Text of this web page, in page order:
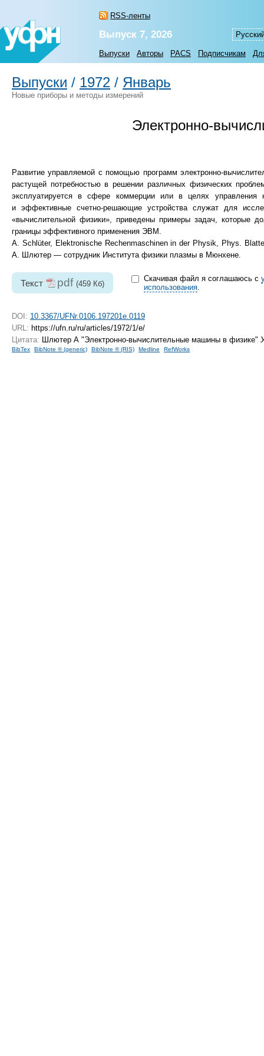
RSS-ленты
Выпуск 7, 2026
Выпуски Авторы PACS Подписчикам
Выпуски / 1972 / Январь
Новые приборы и методы измерений
Электронно-
Развитие управляемой с помощью программ электронно-
растущей потребностью в решении различных физических
эксплуатируется в сфере коммерции или в целях
и эффективные счетно-решающие устройства служат для
«вычислительной физики», приведены примеры задач, которые
границы эффективного применения ЭВМ.
A. Sсhlüter, Elektronische Rechenmaschinen in der Physik, Phys.
А. Шлютер — сотрудник Института физики плазмы в Мюнхене.
Текст pdf (459 Кб)
Скачивая файл я соглашаюсь с
использования.
DOI: 10.3367/UFNr.0106.197201e.0119
URL: https://ufn.ru/ru/articles/1972/1/e/
Цитата: Шлютер А "Электронно-вычислительные машины в физике"
BibTex BibNote ® (generic) BibNote ® (RIS) Medline RefWorks